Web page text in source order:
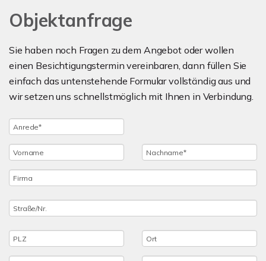
Objektanfrage
Sie haben noch Fragen zu dem Angebot oder wollen
einen Besichtigungstermin vereinbaren, dann füllen Sie
einfach das untenstehende Formular vollständig aus und
wir setzen uns schnellstmöglich mit Ihnen in Verbindung.